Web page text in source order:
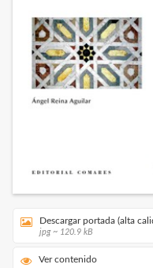
Descargar portada (alta
jpg ~ 120.9 kB
Ver contenido